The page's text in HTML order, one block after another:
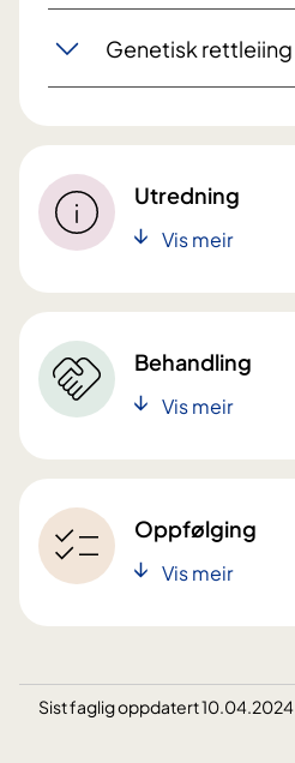
Genetisk rettleiing
Utredning
Vis meir
Behandling
Vis meir
Oppfølging
Vis meir
Sist faglig oppdatert 10.04.2024